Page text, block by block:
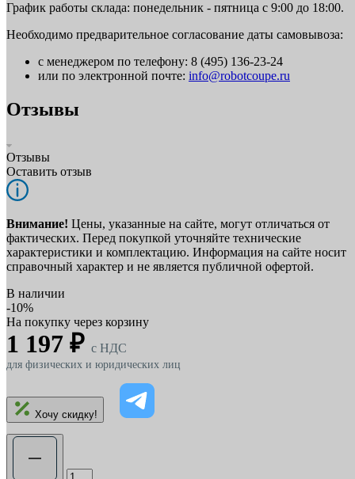
График работы склада: понедельник - пятница с 9:00 до 18:00.
Необходимо предварительное согласование даты самовывоза:
с менеджером по телефону: 8 (495) 136-23-24
или по электронной почте: info@robotcoupe.ru
Отзывы
Отзывы
Оставить отзыв
Внимание! Цены, указанные на сайте, могут отличаться от
фактических. Перед покупкой уточняйте технические
характеристики и комплектацию. Информация на сайте носит
справочный характер и не является публичной офертой.
В наличии
-10%
На покупку через корзину
1 197 ₽ c НДС
для физических и юридических лиц
Хочу скидку!